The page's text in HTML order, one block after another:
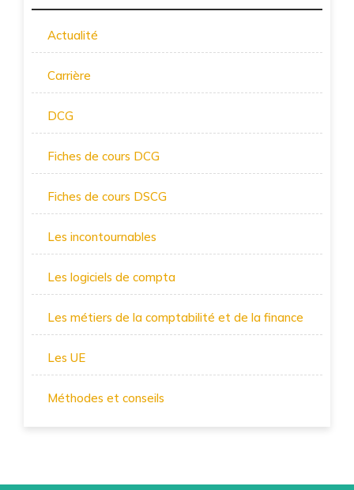
Actualité
Carrière
DCG
Fiches de cours DCG
Fiches de cours DSCG
Les incontournables
Les logiciels de compta
Les métiers de la comptabilité et de la finance
Les UE
Méthodes et conseils